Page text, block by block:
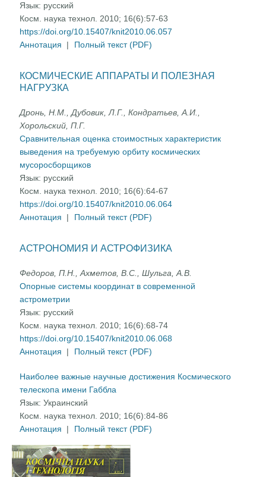
Язык: русский
Косм. наука технол. 2010; 16(6):57-63
https://doi.org/10.15407/knit2010.06.057
Аннотация
| Полный текст (PDF)
КОСМИЧЕСКИЕ АППАРАТЫ И ПОЛЕЗНАЯ
НАГРУЗКА
Дронь, Н.М., Дубовик, Л.Г., Кондратьев, А.И.,
Хорольский, П.Г.
Сравнительная оценка стоимостных характеристик
выведения на требуемую орбиту космических
мусоросборщиков
Язык: русский
Косм. наука технол. 2010; 16(6):64-67
https://doi.org/10.15407/knit2010.06.064
Аннотация
| Полный текст (PDF)
АСТРОНОМИЯ И АСТРОФИЗИКА
Федоров, П.Н., Ахметов, В.С., Шульга, А.В.
Опорные системы координат в современной
астрометрии
Язык: русский
Косм. наука технол. 2010; 16(6):68-74
https://doi.org/10.15407/knit2010.06.068
Аннотация
| Полный текст (PDF)
Наиболее важные научные достижения Космического
телескопа имени Габбла
Язык:Украинский
Косм. наука технол. 2010; 16(6):84-86
Аннотация
| Полный текст (PDF)